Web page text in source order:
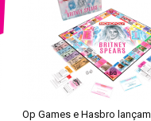
Op Games e Hasbro lançam